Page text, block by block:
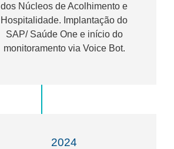
dos Núcleos de Acolhimento e
Hospitalidade. Implantação do
SAP/ Saúde One e início do
monitoramento via Voice Bot.
2024